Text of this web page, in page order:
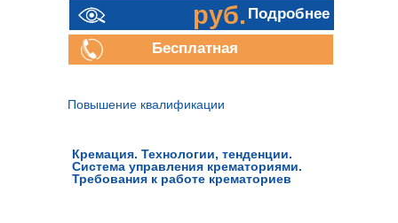
Кремация. Технологии, тенденции.
Система управления крематориями.
Требования к работе крематориев
Повышение квалификации
руб. Подробнее
Бесплатная